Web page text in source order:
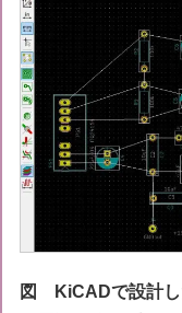
図 KiCADで設計し